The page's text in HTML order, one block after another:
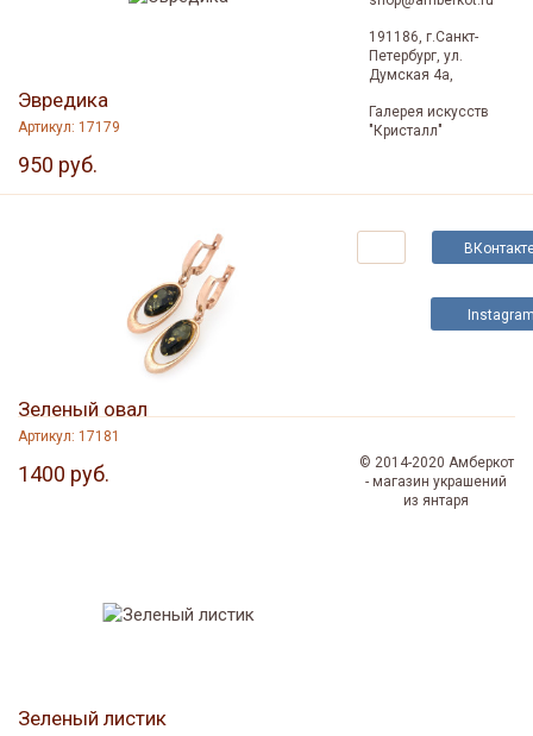
Эвредика
Артикул: 17179
950 руб.
Зеленый овал
Артикул: 17181
1400 руб.
Зеленый листик
2350 руб.
191186, г.Санкт-
Петербург, ул.
Думская 4а,
Галерея искусств
"Кристалл"
© 2014-2020 Амберкот
- магазин украшений
из янтаря